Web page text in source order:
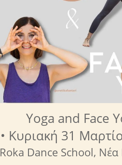
Yoga and Face
• Κυριακή 31
Roka Dance School, Νέα